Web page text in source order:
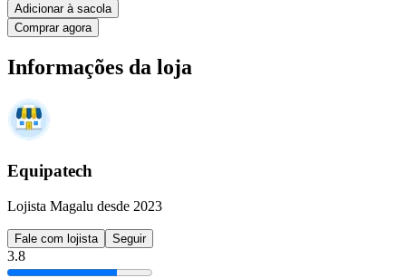
Adicionar à sacola
Comprar agora
Informações da loja
Equipatech
Lojista Magalu desde 2023
Fale com lojista Seguir
3.8